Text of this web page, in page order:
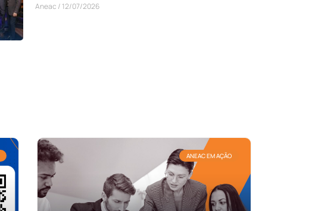
Aneac 12/07/2026
ANEAC EM AÇÃO